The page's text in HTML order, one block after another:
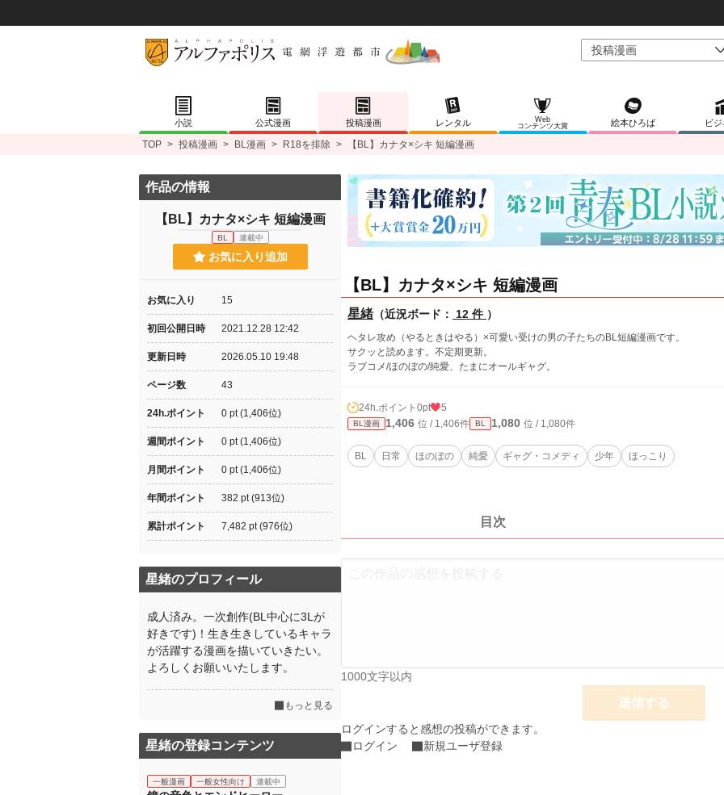
小説 公式漫画 投稿漫画 レンタル
Web
コンテンツ大賞
絵本ひろば ビジ
TOP > 投稿漫画 > BL漫画 > R18を排除 > 【BL】カナタ×シキ 短編漫画
【BL】カナタ×シキ 短編漫画
星緒 （近況ボード： 12 件 ）
ヘタレ攻め（やるときはやる）×可愛い受けの男の子たちのBL短編漫画です。
サクッと読めます。不定期更新。
ラブコメ/ほのぼの/純愛、たまにオールギャグ。
24h.ポイント 0pt 5
BL漫画 1,406 位 / 1,406件 BL 1,080 位 / 1,080件
BL 日常 ほのぼの 純愛 ギャグ・コメディ 少年 ほっこり
目次
1000文字以内
送信する
ログインすると感想の投稿ができます。
ログイン
新規ユーザ登録
作品の情報
【BL】カナタ×シキ 短編漫画
BL 連載中
お気に入り追加
お気に入り 15
初回公開日時 2021.12.28 12:42
更新日時 2026.05.10 19:48
ページ数 43
24h.ポイント 0 pt (1,406位)
週間ポイント 0 pt (1,406位)
月間ポイント 0 pt (1,406位)
年間ポイント 382 pt (913位)
累計ポイント 7,482 pt (976位)
星緒のプロフィール
成人済み。一次創作(BL中心に3Lが
好きです)！生き生きしているキャラ
が活躍する漫画を描いていきたい。
よろしくお願いいたします。
もっと見る
星緒の登録コンテンツ
一般漫画 一般女性向け 連載中